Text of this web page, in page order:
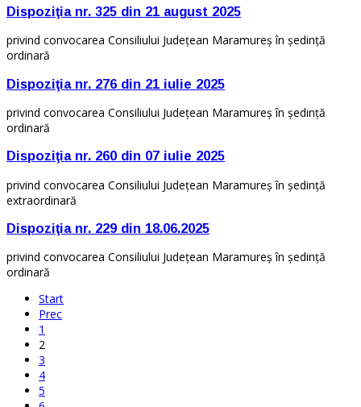
Dispoziţia nr. 325 din 21 august 2025
privind convocarea Consiliului Judeţean Maramureş în şedinţă
ordinară
Dispoziţia nr. 276 din 21 iulie 2025
privind convocarea Consiliului Judeţean Maramureş în şedinţă
ordinară
Dispoziţia nr. 260 din 07 iulie 2025
privind convocarea Consiliului Judeţean Maramureş în şedinţă
extraordinară
Dispoziţia nr. 229 din 18.06.2025
privind convocarea Consiliului Judeţean Maramureş în şedinţă
ordinară
Start
Prec
1
2
3
4
5